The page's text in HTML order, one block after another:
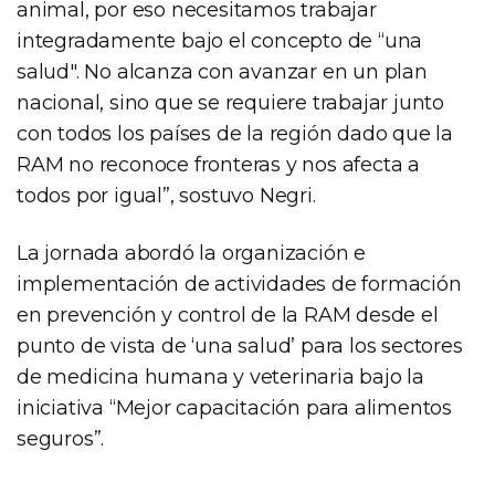
animal, por eso necesitamos trabajar
integradamente bajo el concepto de “una
salud". No alcanza con avanzar en un plan
nacional, sino que se requiere trabajar junto
con todos los países de la región dado que la
RAM no reconoce fronteras y nos afecta a
todos por igual”, sostuvo Negri.
La jornada abordó la organización e
implementación de actividades de formación
en prevención y control de la RAM desde el
punto de vista de ‘una salud’ para los sectores
de medicina humana y veterinaria bajo la
iniciativa “Mejor capacitación para alimentos
seguros”.